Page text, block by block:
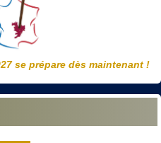
se prépare dès maintenant !